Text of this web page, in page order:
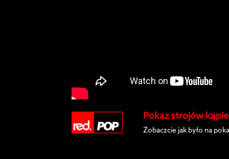
Pokaz strojów
Zobaczcie jak było na